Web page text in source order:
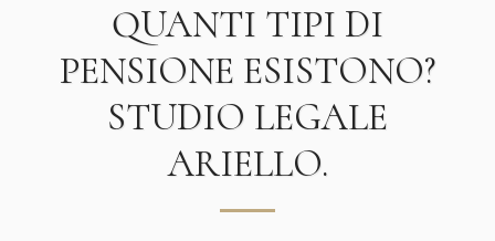
QUANTI TIPI DI
PENSIONE ESISTONO?
STUDIO LEGALE
ARIELLO.